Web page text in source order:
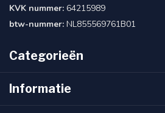
KVK nummer: 64215989
btw-nummer: NL855569761B01
Categorieën
Informatie